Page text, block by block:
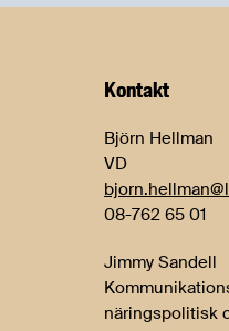
Kontakt
Björn Hellman
VD
08-762 65 01
Jimmy Sandell
näringspolitisk